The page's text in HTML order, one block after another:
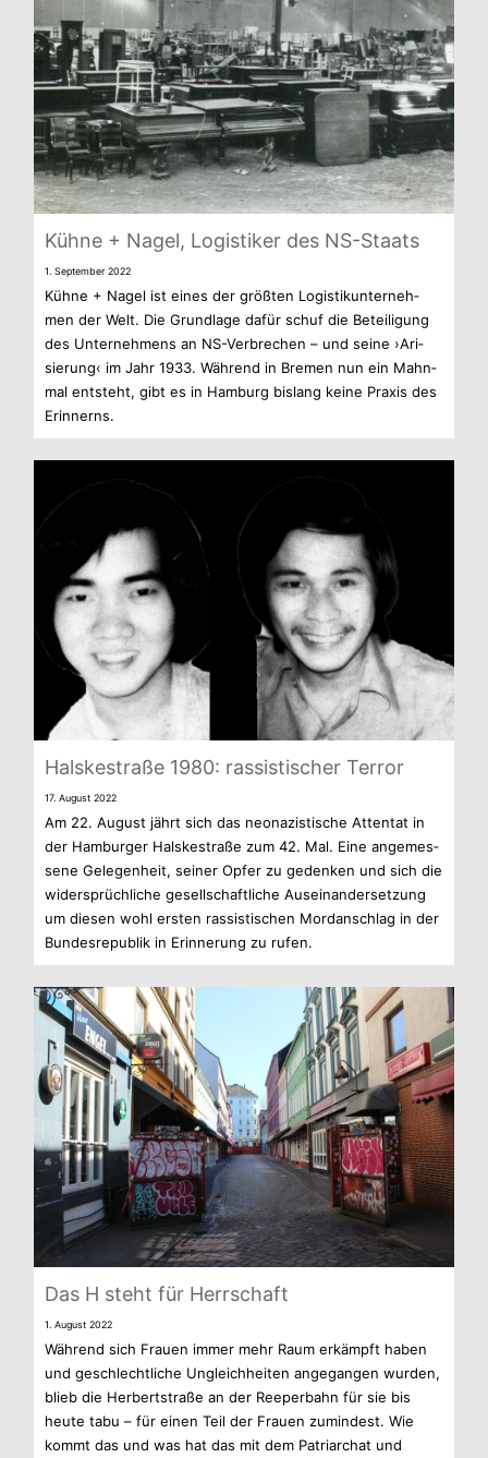
Kühne + Nagel, Logis­ti­ker des NS-Staats
1. Sep­tem­ber 2022
Kühne + Nagel ist eines der größ­ten Logis­tik­un­ter­neh­
men der Welt. Die Grund­lage dafür schuf die Betei­li­gung
des Unter­neh­mens an NS-Verbrechen – und seine ›Ari­
sie­rung‹ im Jahr 1933. Wäh­rend in Bre­men nun ein Mahn­
mal ent­steht, gibt es in Ham­burg bis­lang keine Pra­xis des
Erinnerns.
Hals­ke­straße 1980: ras­sis­ti­scher Terror
17. August 2022
Am 22. August jährt sich das neo­na­zis­ti­sche Atten­tat in
der Ham­bur­ger Hals­ke­straße zum 42. Mal. Eine ange­mes­
sene Gele­gen­heit, sei­ner Opfer zu geden­ken und sich die
wider­sprüch­li­che gesell­schaft­li­che Aus­ein­an­der­set­zung
um die­sen wohl ers­ten ras­sis­ti­schen Mord­an­schlag in der
Bun­des­re­pu­blik in Erin­ne­rung zu rufen.
Das H steht für Herrschaft
1. August 2022
Wäh­rend sich Frauen immer mehr Raum erkämpft haben
und geschlecht­li­che Ungleich­hei­ten ange­gan­gen wur­den,
blieb die Her­bert­straße an der Ree­per­bahn für sie bis
heute tabu – für einen Teil der Frauen zumin­dest. Wie
kommt das und was hat das mit dem Patri­ar­chat und